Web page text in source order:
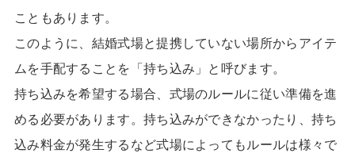
こともあります。
このように、結婚式場と提携していない場所からアイテ
ムを手配することを「持ち込み」と呼びます。
持ち込みを希望する場合、式場のルールに従い準備を進
める必要があります。持ち込みができなかったり、持ち
込み料金が発生するなど式場によってもルールは様々で